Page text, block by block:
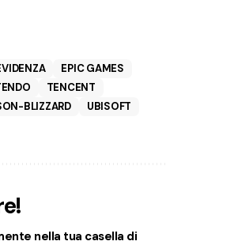
EPIC GAMES
TENCENT
BLIZZARD
UBISOFT
nella tua casella di